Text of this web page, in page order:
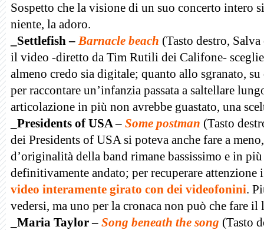
Sospetto che la visione di un suo concerto intero
niente, la adoro.
_Settlefish –Barnacle beach (Tasto destro,
il video -diretto da Tim Rutili dei Califone-
almeno credo sia digitale; quanto allo sgranato,
per raccontare un’infanzia passata a saltellare
articolazione in più non avrebbe guastato, una
_Presidents of USA – Some postman (Tasto
dei Presidents of USA si poteva anche fare a
d’originalità della band rimane bassissimo e in
definitivamente andato; per recuperare
video interamente girato con dei videofonini.
vedersi, ma uno per la cronaca non può che fare
_Maria Taylor – Song beneath the song (Tasto